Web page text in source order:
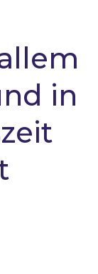
in